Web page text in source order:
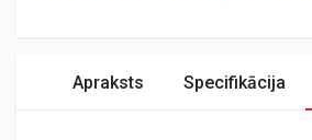
Apraksts Specifikācija